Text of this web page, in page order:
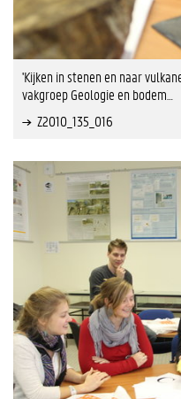
'Kijken in stenen en naar
vakgroep Geologie en bodem…
Z2010_135_016